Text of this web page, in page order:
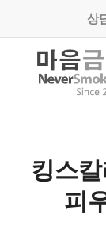
상
킹스
피